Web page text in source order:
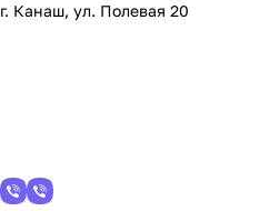
г. Канаш, ул. Полевая 20